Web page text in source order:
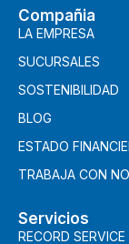
Compañia
LA EMPRESA
SUCURSALES
SOSTENIBILIDAD
BLOG
ESTADO
TRABAJA CON
Servicios
RECORD SERVICE